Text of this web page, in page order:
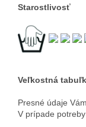
Starostlivosť
Veľkostná
Presné údaje
V prípade